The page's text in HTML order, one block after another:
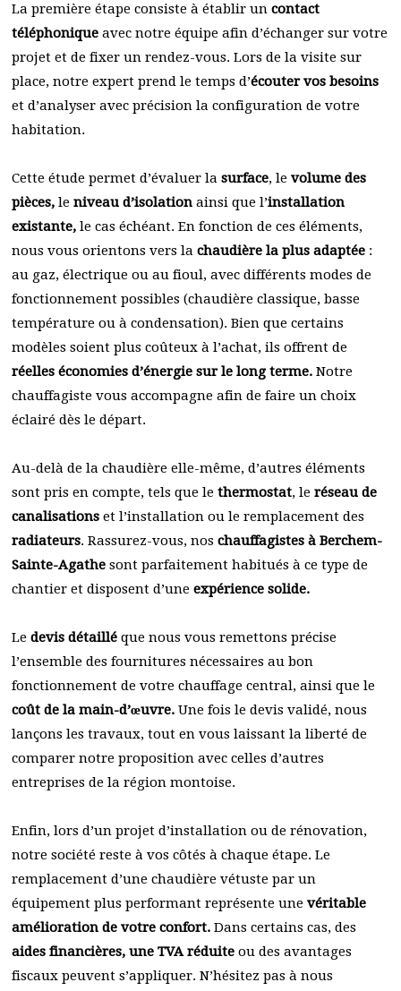
La première étape consiste à établir un contact
téléphonique avec notre équipe afin d’échanger sur votre
projet et de fixer un rendez-vous. Lors de la visite sur
place, notre expert prend le temps d’écouter vos besoins
et d’analyser avec précision la configuration de votre
habitation.
Cette étude permet d’évaluer la surface, le volume des
pièces, le niveau d’isolation ainsi que l’installation
existante, le cas échéant. En fonction de ces éléments,
nous vous orientons vers la chaudière la plus adaptée :
au gaz, électrique ou au fioul, avec différents modes de
fonctionnement possibles (chaudière classique, basse
température ou à condensation). Bien que certains
modèles soient plus coûteux à l’achat, ils offrent de
réelles économies d’énergie sur le long terme. Notre
chauffagiste vous accompagne afin de faire un choix
éclairé dès le départ.
Au-delà de la chaudière elle-même, d’autres éléments
sont pris en compte, tels que le thermostat, le réseau de
canalisations et l’installation ou le remplacement des
radiateurs. Rassurez-vous, nos chauffagistes à Berchem-
Sainte-Agathe sont parfaitement habitués à ce type de
chantier et disposent d’une expérience solide.
Le devis détaillé que nous vous remettons précise
l’ensemble des fournitures nécessaires au bon
fonctionnement de votre chauffage central, ainsi que le
coût de la main-d’œuvre. Une fois le devis validé, nous
lançons les travaux, tout en vous laissant la liberté de
comparer notre proposition avec celles d’autres
entreprises de la région montoise.
Enfin, lors d’un projet d’installation ou de rénovation,
notre société reste à vos côtés à chaque étape. Le
remplacement d’une chaudière vétuste par un
équipement plus performant représente une véritable
amélioration de votre confort. Dans certains cas, des
aides financières, une TVA réduite ou des avantages
fiscaux peuvent s’appliquer. N’hésitez pas à nous